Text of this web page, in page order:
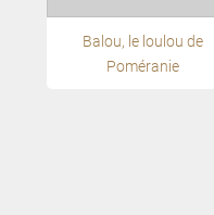
Balou, le loulou de
Poméranie